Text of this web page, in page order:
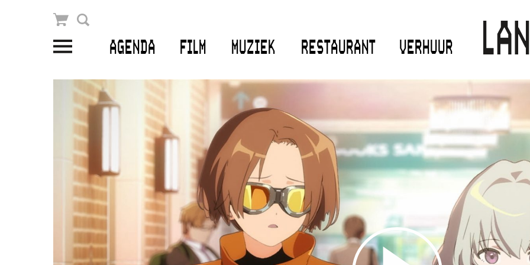
AGENDA FILM MUZIEK RESTAURANT VERHUUR
Winkelmandje
PLAN JE BEZOEK
Openingstijden & contact
Bereikbaarheid
Kaartverkoop
EDUCATIE
Schoolvoorstellingen
Filmprogramma’s Primair Onderwijs